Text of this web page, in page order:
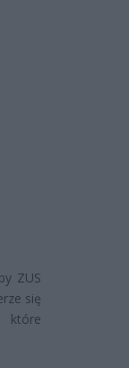
ZUS
się
które